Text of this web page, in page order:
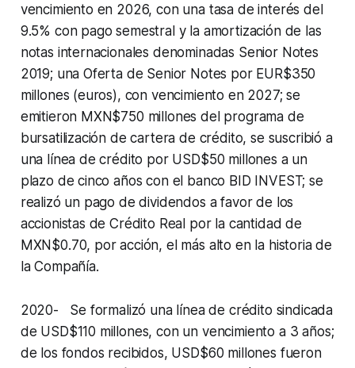
vencimiento en 2026, con una tasa de interés del
9.5% con pago semestral y la amortización de las
notas internacionales denominadas Senior Notes
2019; una Oferta de Senior Notes por EUR$350
millones (euros), con vencimiento en 2027; se
emitieron MXN$750 millones del programa de
bursatilización de cartera de crédito, se suscribió a
una línea de crédito por USD$50 millones a un
plazo de cinco años con el banco BID INVEST; se
realizó un pago de dividendos a favor de los
accionistas de Crédito Real por la cantidad de
MXN$0.70, por acción, el más alto en la historia de
la Compañía.
2020- Se formalizó una línea de crédito sindicada
de USD$110 millones, con un vencimiento a 3 años;
de los fondos recibidos, USD$60 millones fueron